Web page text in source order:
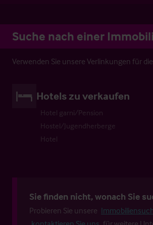
Suche nach einer
Verwenden Sie unsere Verlinkungen für
Hotels zu verkaufen
Hotel garni/Pension
Hostel/Jugendherberge
Hotel
Sie finden nicht, wonach Sie
Probieren Sie unsere